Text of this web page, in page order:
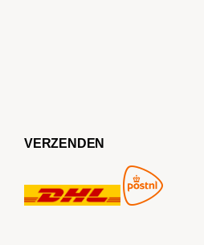
VERZENDEN